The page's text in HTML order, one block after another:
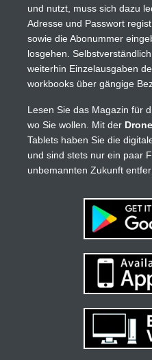
und nutzt, muss sich dazu
Adresse und Passwort
sowie die Abonummer
losgehen.
weiterhin Einzelausgaben
workbooks über gängige
Lesen Sie das Magazin für
wo Sie wollen. Mit der
Tablets haben Sie die
und sind stets nur ein paar
unbemannten Zukunft